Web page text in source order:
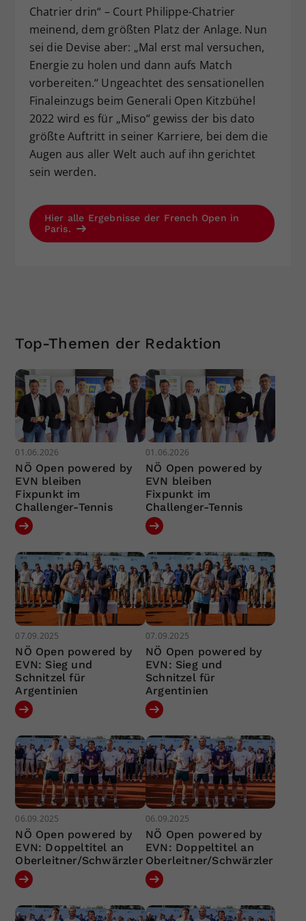
Chatrier drin“ – Court Philippe-Chatrier
meinend, dem größten Platz der Anlage. Nun
sei die Devise aber: „Mal erst mal versuchen,
Energie zu holen und dann aufs Match
vorbereiten.“ Ungeachtet des sensationellen
Finaleinzugs beim Generali Open Kitzbühel
2022 wird es für „Miso“ gewiss der bis dato
größte Auftritt in seiner Karriere, bei dem die
Augen aus aller Welt auch auf ihn gerichtet
sein werden.
Hier alle Ergebnisse der French Open in
Paris.
Top-Themen der Redaktion
01.06.2026
NÖ Open powered by
EVN bleiben
Fixpunkt im
Challenger-Tennis
01.06.2026
NÖ Open powered by
EVN bleiben
Fixpunkt im
Challenger-Tennis
07.09.2025
NÖ Open powered by
EVN: Sieg und
Schnitzel für
Argentinien
07.09.2025
NÖ Open powered by
EVN: Sieg und
Schnitzel für
Argentinien
06.09.2025
NÖ Open powered by
EVN: Doppeltitel an
Oberleitner/Schwärzler
06.09.2025
NÖ Open powered by
EVN: Doppeltitel an
Oberleitner/Schwärzler